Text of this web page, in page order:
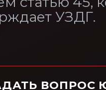
По всей
России